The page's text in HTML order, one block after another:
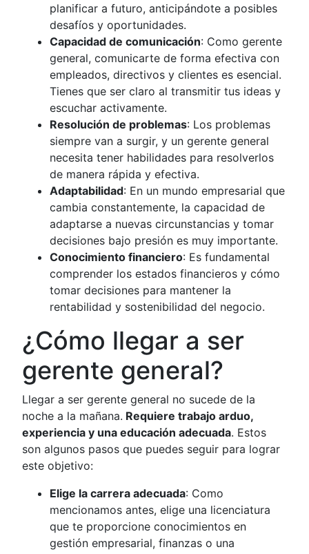
planificar a futuro, anticipándote a posibles
desafíos y oportunidades.
Capacidad de comunicación: Como gerente
general, comunicarte de forma efectiva con
empleados, directivos y clientes es esencial.
Tienes que ser claro al transmitir tus ideas y
escuchar activamente.
Resolución de problemas: Los problemas
siempre van a surgir, y un gerente general
necesita tener habilidades para resolverlos
de manera rápida y efectiva.
Adaptabilidad: En un mundo empresarial que
cambia constantemente, la capacidad de
adaptarse a nuevas circunstancias y tomar
decisiones bajo presión es muy importante.
Conocimiento financiero: Es fundamental
comprender los estados financieros y cómo
tomar decisiones para mantener la
rentabilidad y sostenibilidad del negocio.
¿Cómo llegar a ser
gerente general?
Llegar a ser gerente general no sucede de la
noche a la mañana. Requiere trabajo arduo,
experiencia y una educación adecuada. Estos
son algunos pasos que puedes seguir para lograr
este objetivo:
Elige la carrera adecuada: Como
mencionamos antes, elige una licenciatura
que te proporcione conocimientos en
gestión empresarial, finanzas o una